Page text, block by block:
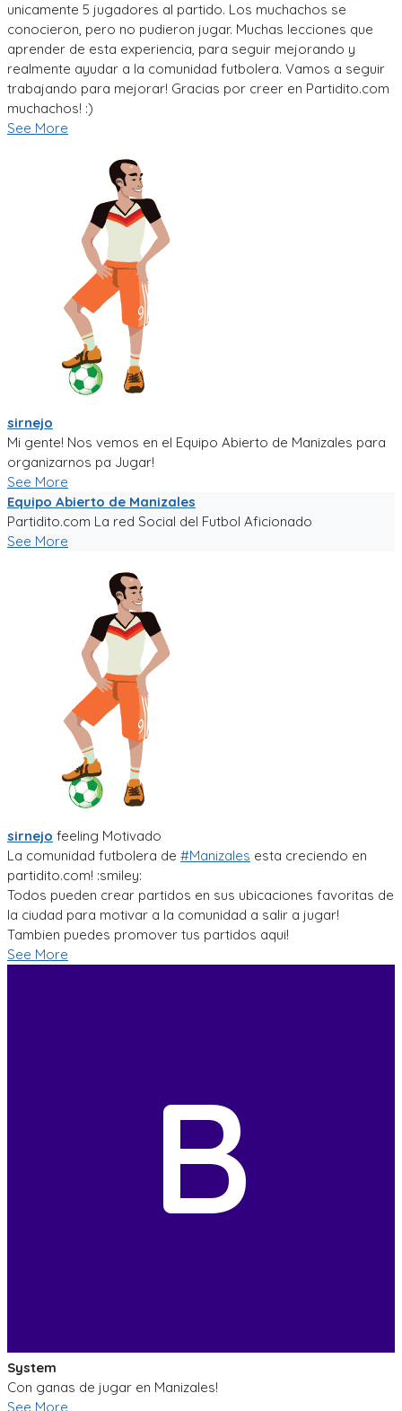
unicamente 5 jugadores al partido. Los muchachos se
conocieron, pero no pudieron jugar. Muchas lecciones que
aprender de esta experiencia, para seguir mejorando y
realmente ayudar a la comunidad futbolera. Vamos a seguir
trabajando para mejorar! Gracias por creer en Partidito.com
muchachos! :)
See More
sirnejo
Mi gente! Nos vemos en el Equipo Abierto de Manizales para
organizarnos pa Jugar!
See More
Equipo Abierto de Manizales
Partidito.com La red Social del Futbol Aficionado
See More
sirnejo feeling Motivado
La comunidad futbolera de #Manizales esta creciendo en
partidito.com! :smiley:
Todos pueden crear partidos en sus ubicaciones favoritas de
la ciudad para motivar a la comunidad a salir a jugar!
Tambien puedes promover tus partidos aqui!
See More
B
System
Con ganas de jugar en Manizales!
See More